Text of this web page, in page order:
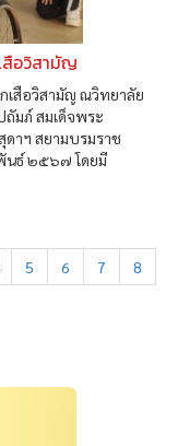
สือวิสามัญ
เสือวิสามัญ ณวิทยาลัย
มภ์ สมเด็จพระ
ดาฯ สยามบรมราช
นธ์ ๒๕๖๗ โดยมี
5 6 7
8